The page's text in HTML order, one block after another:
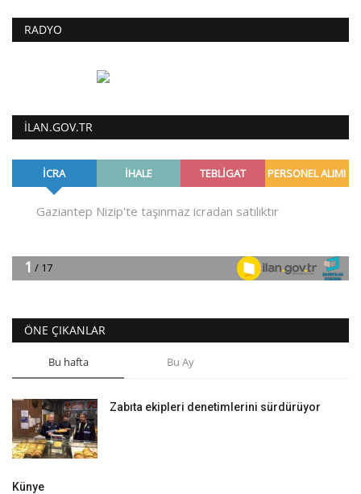
RADYO
ILAN.GOV.TR
ÖNE ÇIKANLAR
Bu hafta Bu Ay
Zabıta ekipleri denetimlerini sürdürüyor
Künye